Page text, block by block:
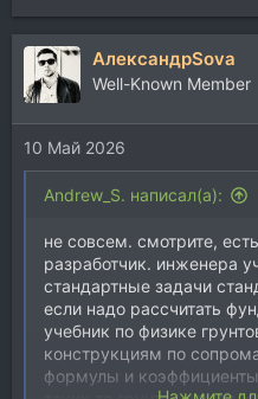
е
а
ц
и
и
:
АлександрSova
Well-Known Member
10 Май 2026
Andrew_S. написал(а):
не совсем. смотрите,
разработчик. инженера
стандартные задачи
если надо рассчитать
учебник по физике
конструкциям по
формулы и